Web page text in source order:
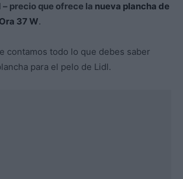
precio que ofrece la nueva plancha de
37 W.
contamos todo lo que debes saber
para el pelo de Lidl.